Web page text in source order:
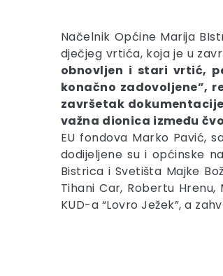
Načelnik Općine Marija
dječjeg vrtića, koja je u
obnovljen i stari vrtić,
konačno zadovoljene”,
završetak
važna dionica između
EU fondova Marko Pavić,
dodijeljene su i općinske
Bistrica i Svetišta Majke
Tihani Car, Robertu Hrenu,
KUD-a “Lovro Ježek”, a